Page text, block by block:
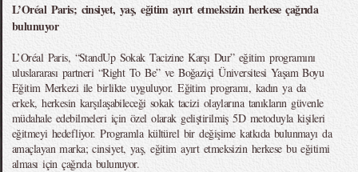
L’Oréal Paris; cinsiyet, yaş, eğitim ayırt etmeksizin herkese çağrıda
bulunuyor
L’Oréal Paris, “StandUp Sokak Tacizine Karşı Dur” eğitim programını
uluslararası partneri “Right To Be” ve Boğaziçi Üniversitesi Yaşam Boyu
Eğitim Merkezi ile birlikte uyguluyor. Eğitim programı, kadın ya da
erkek, herkesin karşılaşabileceği sokak tacizi olaylarına tanıkların güvenle
müdahale edebilmeleri için özel olarak geliştirilmiş 5D metoduyla kişileri
eğitmeyi hedefliyor. Programla kültürel bir değişime katkıda bulunmayı da
amaçlayan marka; cinsiyet, yaş, eğitim ayırt etmeksizin herkese bu eğitimi
alması için çağrıda bulunuyor.